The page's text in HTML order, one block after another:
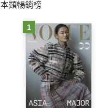
本類暢銷榜
1